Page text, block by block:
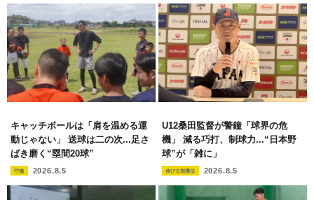
キャッチボールは「肩を温める運
動じゃない」 送球は二の次...足さ
ばき磨く“塁間20球”
守備 2026.8.5
U12桑田監督が警鐘「球界の危
機」 減る巧打、制球力...“日本野
球”が「雑に」
伸びる指導法 2026.8.5